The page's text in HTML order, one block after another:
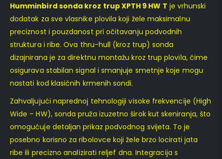
Humminbird sonda kroz trup XPTH 9 HW T je vrhunski
dodatak za sve vlasnike plovila koji žele maksimalnu
preciznost i pouzdanost pri očitavanju podvodnih
struktura i ribe. Ova thru-hull (kroz trup) sonda
dizajnirana je za direktnu montažu kroz trup plovila, čime
osigurava stabilan signal i smanjuje smetnje koje mogu
nastati kod klasičnih krmenih sondi.
Zahvaljujući naprednoj tehnologiji visoke frekvencije (High
Wide – HW), sonda pruža izuzetno širok kut skeniranja, što
omogućuje detaljan prikaz podvodnog svijeta. To je
posebno korisno za ribolovce koji žele brzo locirati jata
ribe ili precizno analizirati reljef dna. Integracija s